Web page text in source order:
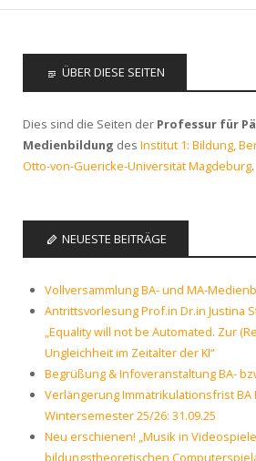
ÜBER DIESE SEITEN
Dies sind die Seiten der Professur für
Medienbildung des Institut 1: Bildung,
Otto-von-Guericke-Universität Magdeburg.
NEUESTE BEITRÄGE
Vollversammlung BA- und MA-
Antrittsvorlesung Prof.in Dr.in Justina
„Equality will not be Automated. Zur
Ungleichheit im Zeitalter der KI“
Begrüßung & Infoveranstaltung BA-
Verlängerung Immatrikulationsfrist
Wintersemester 25/26: 31.09.25
Neu erschienen! „Musik in
bildungstheoretischen